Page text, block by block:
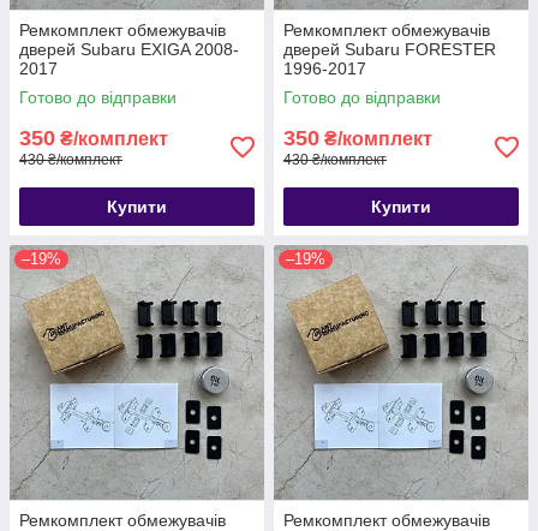
Ремкомплект обмежувачів
дверей Subaru EXIGA 2008-
2017
Готово до відправки
350 ₴/комплект
430 ₴/комплект
Купити
Ремкомплект обмежувачів
дверей Subaru FORESTER
1996-2017
Готово до відправки
350 ₴/комплект
430 ₴/комплект
Купити
–19%
Ремкомплект обмежувачів
–19%
Ремкомплект обмежувачів